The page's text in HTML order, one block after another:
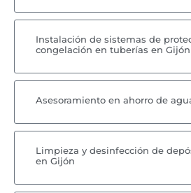
Instalación de sistemas de
congelación en tuberías en Gijón
Asesoramiento en ahorro de
Limpieza y desinfección de
en Gijón